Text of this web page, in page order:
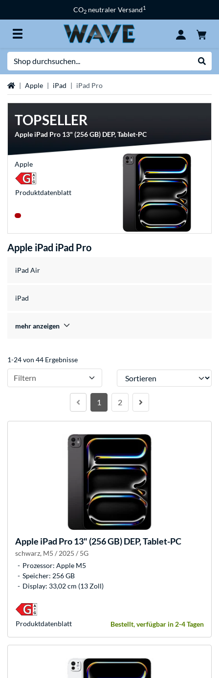
CO2 neutraler Versand1
Startseite
Apple iPad iPad Pro
TOPSELLER
Apple iPad Pro 13" (256 GB) DEP, Tablet-PC
Apple
Produkt­datenblatt
Apple iPad iPad Pro
iPad Air
iPad
mehr anzeigen
1-24 von 44 Ergebnisse
Filtern Sortieren
1 2
Apple iPad Pro 13" (256 GB) DEP, Tablet-PC
schwarz, M5 / 2025 / 5G
Prozessor: Apple M5
Speicher: 256 GB
Display: 33,02 cm (13 Zoll)
Bestellt, verfügbar in 2-4 Tagen
Produkt­datenblatt